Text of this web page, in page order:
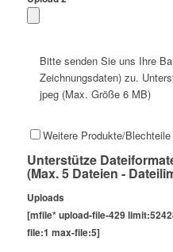
Bitte senden Sie uns Ihre
Zeichnungsdaten) zu.
jpeg (Max. Größe 6 MB)
Weitere Produkte/Blechteile
Unterstütze
(Max. 5 Dateien -
Uploads
[mfile* upload-file-429
file:1 max-file:5]